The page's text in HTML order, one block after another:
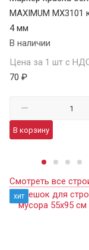
MAXIMUM MX3101
4 мм
В наличии
Цена за 1 шт с
70 ₽
В корзину
Смотреть все
хит